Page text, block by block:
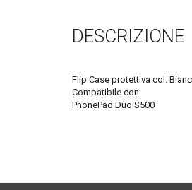
DESCRIZIONE
Flip Case protettiva col.
Compatibile con:
PhonePad Duo S500